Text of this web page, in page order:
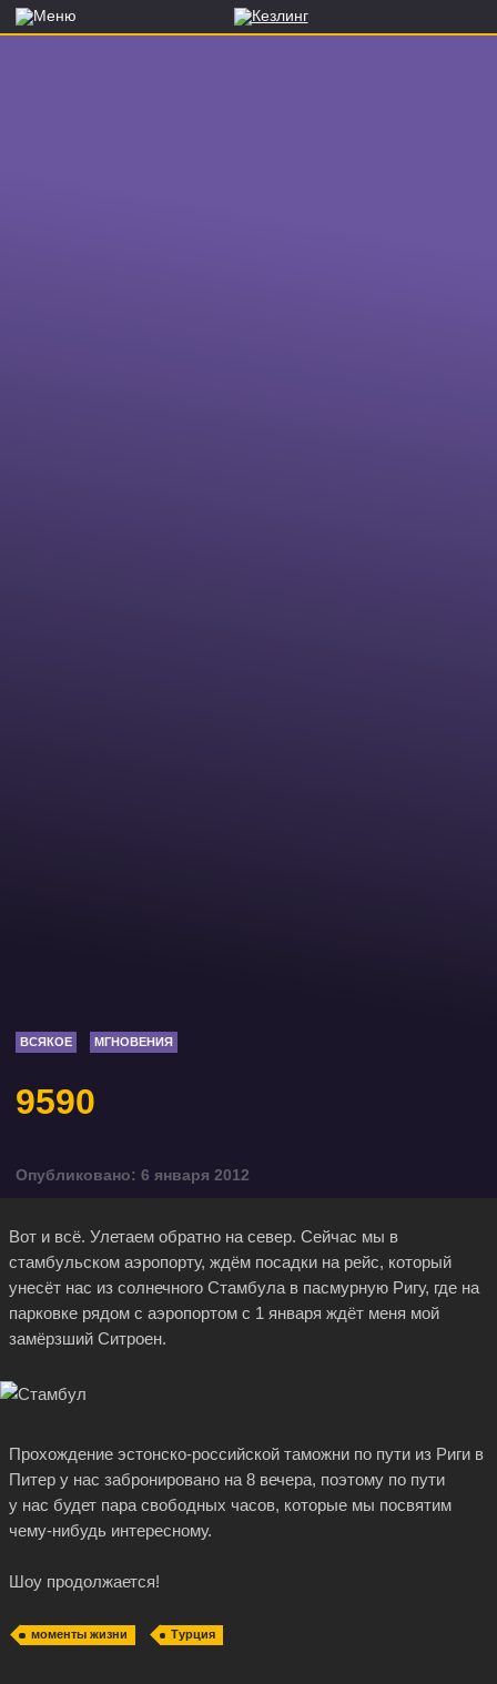
ВСЯКОЕ МГНОВЕНИЯ
9590
Опубликовано: 6 января 2012
Вот и всё. Улетаем обратно на север. Сейчас мы в
стамбульском аэропорту, ждём посадки на рейс, который
унесёт нас из солнечного Стамбула в пасмурную Ригу, где на
парковке рядом с аэропортом с 1 января ждёт меня мой
замёрзший Ситроен.
Прохождение эстонско-российской таможни по пути из Риги в
Питер у нас забронировано на 8 вечера, поэтому по пути
у нас будет пара свободных часов, которые мы посвятим
чему-нибудьинтересному.
Шоу продолжается!
моменты жизни Турция